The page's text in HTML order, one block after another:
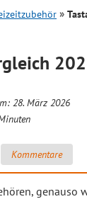
28. März 2026
Kommentare
genauso